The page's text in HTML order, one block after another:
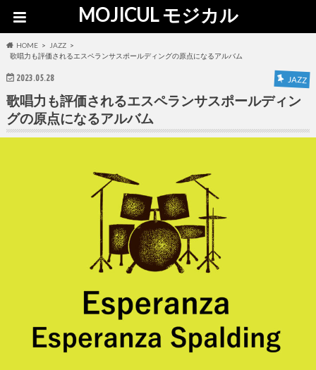
MOJICUL モジカル
HOME
JAZZ
歌唱力も評価されるエスペランサスポールディングの原点になるアルバム
2023.05.28 JAZZ
歌唱力も評価されるエスペランサスポールディン
グの原点になるアルバム